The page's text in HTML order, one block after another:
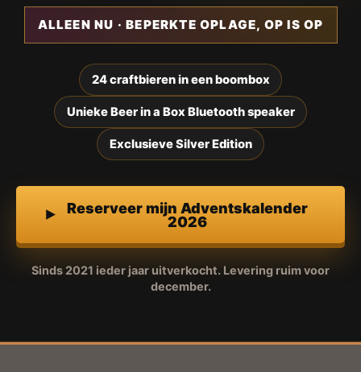
ALLEEN NU · BEPERKTE OPLAGE, OP IS OP
24 craftbieren in een boombox
Unieke Beer in a Box Bluetooth speaker
Exclusieve Silver Edition
Reserveer mijn Adventskalender
2026
Sinds 2021 ieder jaar uitverkocht. Levering ruim voor
december.